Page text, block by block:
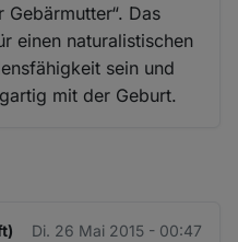
Das
einen naturalistischen
sein und
mit der Geburt.
Di. 26 Mai 2015 - 00:47